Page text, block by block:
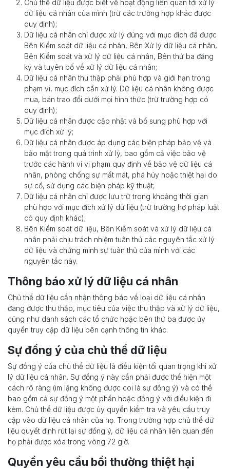
Chủ thể dữ liệu được biết về hoạt động liên quan tới xử lý
dữ liệu cá nhân của mình (trừ các trường hợp khác được
quy định);
Dữ liệu cá nhân chỉ được xử lý đúng với mục đích đã được
Bên Kiểm soát dữ liệu cá nhân, Bên Xử lý dữ liệu cá nhân,
Bên Kiểm soát và xử lý dữ liệu cá nhân, Bên thứ ba đăng
ký và tuyên bố về xử lý dữ liệu cá nhân;
Dữ liệu cá nhân thu thập phải phù hợp và giới hạn trong
phạm vi, mục đích cần xử lý. Dữ liệu cá nhân không được
mua, bán trao đổi dưới mọi hình thức (trừ trường hợp có
quy định);
Dữ liệu cá nhân được cập nhật và bổ sung phù hợp với
mục đích xử lý;
Dữ liệu cá nhân được áp dụng các biện pháp bảo vệ và
bảo mật trong quá trình xử lý, bao gồm cả việc bảo vệ
trước các hành vi vi phạm quy định về bảo vệ dữ liệu cá
nhân, phòng chống sự mất mát, phá hủy hoặc thiệt hại do
sự cố, sử dụng các biện pháp kỹ thuật;
Dữ liệu cá nhân chỉ được lưu trữ trong khoảng thời gian
phù hợp với mục đích xử lý dữ liệu (trừ trường hợ pháp luật
có quy định khác);
Bên Kiểm soát dữ liệu, Bên Kiểm soát và xử lý dữ liệu cá
nhân phải chịu trách nhiệm tuân thủ các nguyên tắc xử lý
dữ liệu và chứng minh sự tuân thủ của mình với các
nguyên tắc này.
Thông báo xử lý dữ liệu cá nhân
Chủ thể dữ liệu cần nhận thông báo về loại dữ liệu cá nhân
đang được thu thập, mục tiêu của việc thu thập và xử lý dữ liệu,
cũng như danh sách các tổ chức hoặc bên thứ ba được ủy
quyền truy cập dữ liệu bên cạnh thông tin khác.
Sự đồng ý của chủ thể dữ liệu
Sự đồng ý của chủ thể dữ liệu là điều kiện tối quan trọng khi xử
lý dữ liệu cá nhân. Sự đồng ý này cần phải được thể hiện một
cách rõ ràng (im lặng không được coi là sự đồng ý) và có thể
bao gồm cả sự đồng ý một phần hoặc đồng ý với điều kiện đi
kèm. Chủ thể dữ liệu được ủy quyền kiểm tra và yêu cầu truy
cập vào dữ liệu cá nhân của họ. Trong trường hợp chủ thể dữ
liệu quyết định rút lại sự đồng ý, dữ liệu cá nhân liên quan đến
họ phải được xóa trong vòng 72 giờ.
Quyền yêu cầu bồi thường thiệt hại